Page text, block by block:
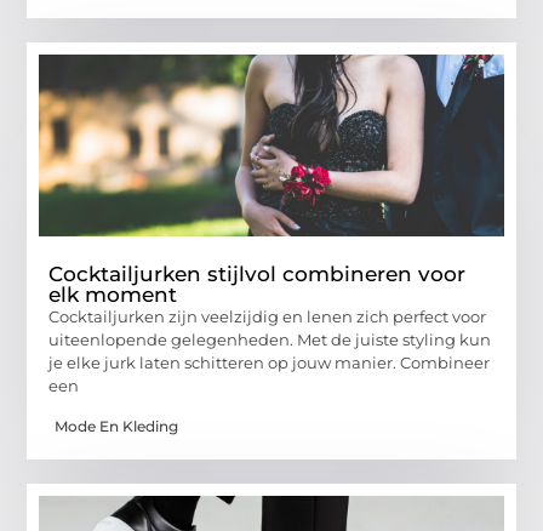
Cocktailjurken stijlvol combineren voor
elk moment
Cocktailjurken zijn veelzijdig en lenen zich perfect voor
uiteenlopende gelegenheden. Met de juiste styling kun
je elke jurk laten schitteren op jouw manier. Combineer
een
Mode En Kleding